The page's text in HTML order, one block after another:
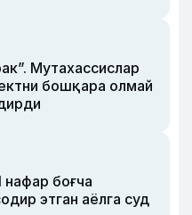
Мутахассислар
бошқара олмай
нафар боғча
этган аёлга суд